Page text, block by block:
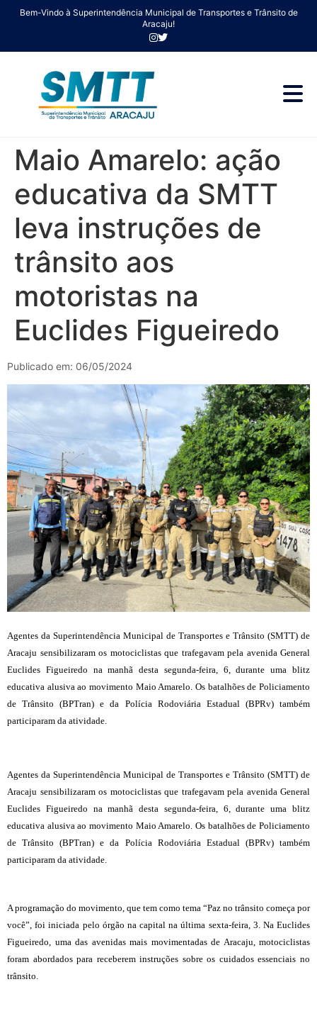
Bem-Vindo à Superintendência Municipal de Transportes e Trânsito de
Aracaju!
Maio Amarelo: ação
educativa da SMTT
leva instruções de
trânsito aos
motoristas na
Euclides Figueiredo
Publicado em: 06/05/2024
Agentes da Superintendência Municipal de Transportes e Trânsito (SMTT) de
Aracaju sensibilizaram os motociclistas que trafegavam pela avenida General
Euclides Figueiredo na manhã desta segunda-feira, 6, durante uma blitz
educativa alusiva ao movimento Maio Amarelo. Os batalhões de Policiamento
de Trânsito (BPTran) e da Polícia Rodoviária Estadual (BPRv) também
participaram da atividade.
Agentes da Superintendência Municipal de Transportes e Trânsito (SMTT) de
Aracaju sensibilizaram os motociclistas que trafegavam pela avenida General
Euclides Figueiredo na manhã desta segunda-feira, 6, durante uma blitz
educativa alusiva ao movimento Maio Amarelo. Os batalhões de Policiamento
de Trânsito (BPTran) e da Polícia Rodoviária Estadual (BPRv) também
participaram da atividade.
A programação do movimento, que tem como tema “Paz no trânsito começa por
você”, foi iniciada pelo órgão na capital na última sexta-feira, 3. Na Euclides
Figueiredo, uma das avenidas mais movimentadas de Aracaju, motociclistas
foram abordados para receberem instruções sobre os cuidados essenciais no
trânsito.